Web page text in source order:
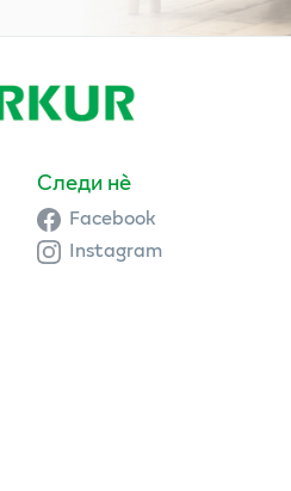
Следи нè
Facebook
Instagram